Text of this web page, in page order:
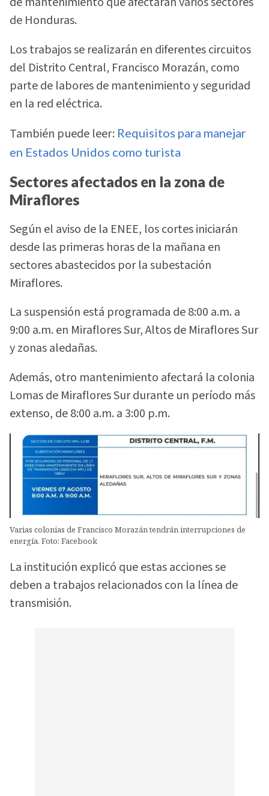
de Honduras.
Los trabajos se realizarán en diferentes circuitos
del Distrito Central, Francisco Morazán, como
parte de labores de mantenimiento y seguridad
en la red eléctrica.
También puede leer: Requisitos para manejar
en Estados Unidos como turista
Sectores afectados en la zona de
Miraflores
Según el aviso de la ENEE, los cortes iniciarán
desde las primeras horas de la mañana en
sectores abastecidos por la subestación
Miraflores.
La suspensión está programada de 8:00 a.m. a
9:00 a.m. en Miraflores Sur, Altos de Miraflores Sur
y zonas aledañas.
Además, otro mantenimiento afectará la colonia
Lomas de Miraflores Sur durante un período más
extenso, de 8:00 a.m. a 3:00 p.m.
Varias colonias de Francisco Morazán tendrán interrupciones de
energía. Foto: Facebook
La institución explicó que estas acciones se
deben a trabajos relacionados con la línea de
transmisión.